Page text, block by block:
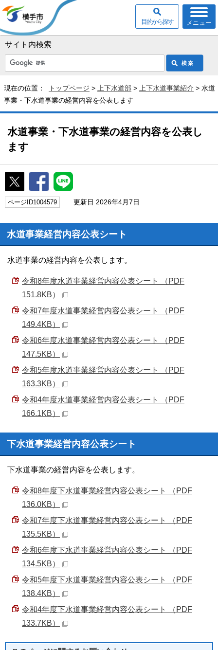
サイト内検索
メニュー
目的から探す
現在の位置： トップページ > 上下水道部 > 上下水道事業紹介 > 水道
事業・下水道事業の経営内容を公表します
水道事業・下水道事業の経営内容を公表し
ます
ページID1004579 更新日 2026年4月7日
水道事業経営内容公表シート
水道事業の経営内容を公表します。
令和8年度水道事業経営内容公表シート （PDF
151.8KB）
令和7年度水道事業経営内容公表シート （PDF
149.4KB）
令和6年度水道事業経営内容公表シート （PDF
147.5KB）
令和5年度水道事業経営内容公表シート （PDF
163.3KB）
令和4年度水道事業経営内容公表シート （PDF
166.1KB）
下水道事業経営内容公表シート
下水道事業の経営内容を公表します。
令和8年度下水道事業経営内容公表シート （PDF
136.0KB）
令和7年度下水道事業経営内容公表シート （PDF
135.5KB）
令和6年度下水道事業経営内容公表シート （PDF
134.5KB）
令和5年度下水道事業経営内容公表シート （PDF
138.4KB）
令和4年度下水道事業経営内容公表シート （PDF
133.7KB）